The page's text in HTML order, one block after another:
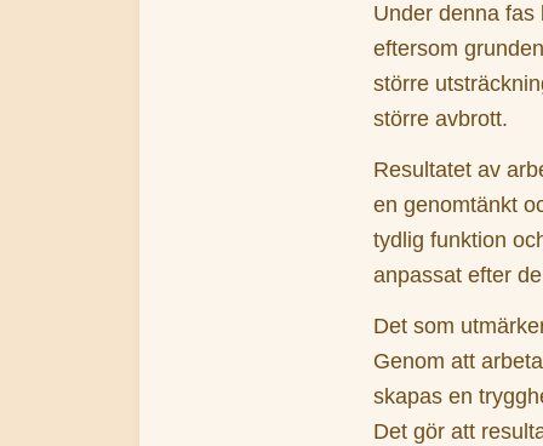
Under denna
eftersom
större
större avbrott.
Resultatet av
en genomtänkt
tydlig funktion
anpassat efter
Det som
Genom att
skapas en
Det gör att